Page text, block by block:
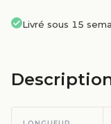
Livré sous 15